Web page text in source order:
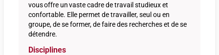
vous offre un vaste cadre de travail studieux et
confortable. Elle permet de travailler, seul ou en
groupe, de se former, de faire des recherches et de se
détendre.
Disciplines